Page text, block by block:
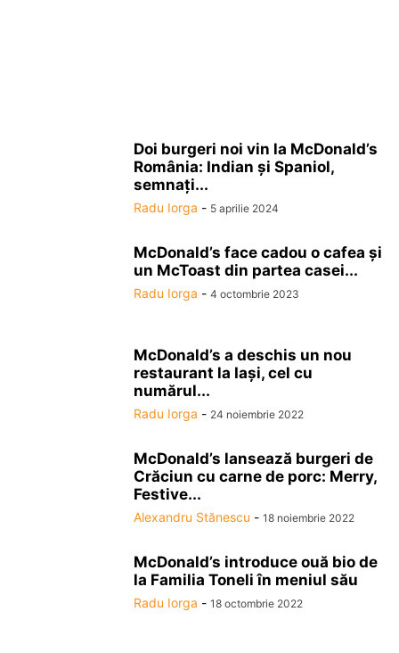
Doi burgeri noi vin la McDonald’s
România: Indian și Spaniol,
semnați...
Radu Iorga - 5 aprilie 2024
McDonald’s face cadou o cafea şi
un McToast din partea casei...
Radu Iorga - 4 octombrie 2023
McDonald’s a deschis un nou
restaurant la Iaşi, cel cu
numărul...
Radu Iorga - 24 noiembrie 2022
McDonald’s lansează burgeri de
Crăciun cu carne de porc: Merry,
Festive...
Alexandru Stănescu - 18 noiembrie 2022
McDonald’s introduce ouă bio de
la Familia Toneli în meniul său
Radu Iorga - 18 octombrie 2022